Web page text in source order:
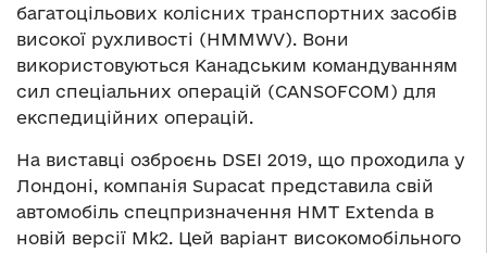
багатоцільових колісних транспортних засобів
високої рухливості (HMMWV). Вони
використовуються Канадським командуванням
сил спеціальних операцій (CANSOFCOM) для
експедиційних операцій.
На виставці озброєнь DSEI 2019, що проходила у
Лондоні, компанія Supacat представила свій
автомобіль спецпризначення HMT Extenda в
новій версії Mk2. Цей варіант високомобільного